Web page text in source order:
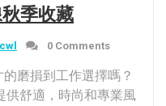
季收藏
0 Comments
磨損到工作選擇嗎？
供舒適，時尚和專業風